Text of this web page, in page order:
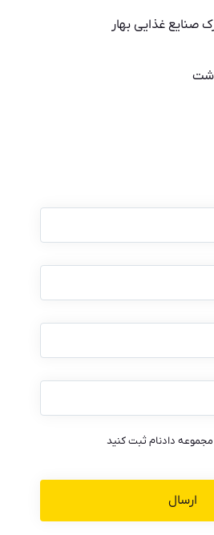
صنایع غذایی بهار
دادنام ثبت کنید